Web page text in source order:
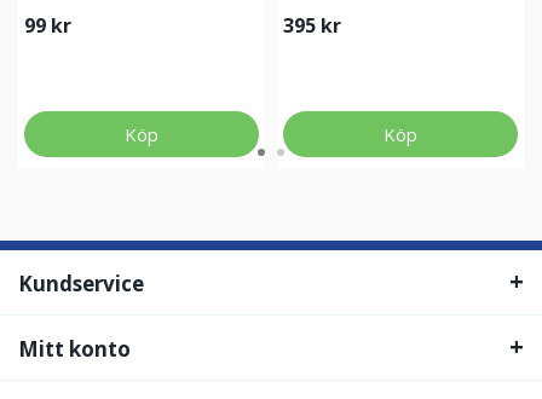
99 kr
Köp
395 kr
Köp
Kundservice
Mitt konto